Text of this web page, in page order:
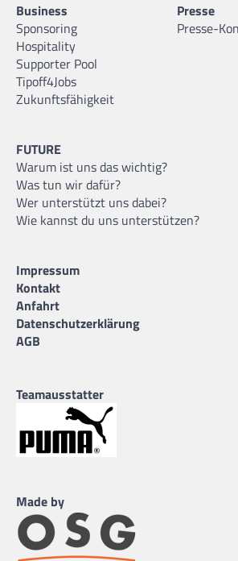
Business
Sponsoring
Hospitality
Supporter Pool
Tipoff4Jobs
Zukunftsfähigkeit
Presse
Presse-
FUTURE
Warum ist uns das wichtig?
Was tun wir dafür?
Wer unterstützt uns dabei?
Wie kannst du uns unterstützen?
Impressum
Kontakt
Anfahrt
Datenschutzerklärung
AGB
Teamausstatter
Made by